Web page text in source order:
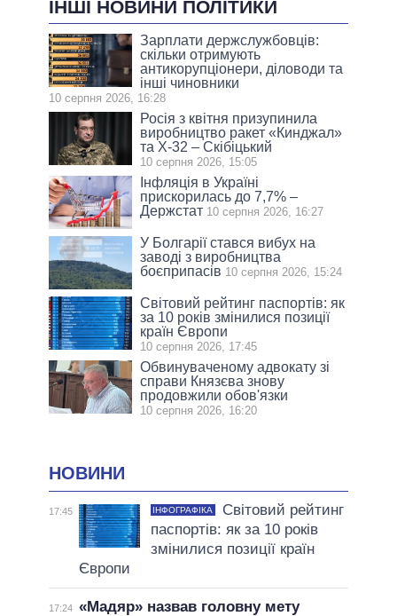
ІНШІ НОВИНИ ПОЛІТИКИ
Зарплати держслужбовців:
скільки отримують
антикорупціонери, діловоди та
інші чиновники
10 серпня 2026, 16:28
Росія з квітня призупинила
виробництво ракет «Кинджал»
та Х-32 – Скібіцький
10 серпня 2026, 15:05
Інфляція в Україні
прискорилась до 7,7% –
Держстат 10 серпня 2026, 16:27
У Болгарії стався вибух на
заводі з виробництва
боєприпасів 10 серпня 2026, 15:24
Світовий рейтинг паспортів: як
за 10 років змінилися позиції
країн Європи
10 серпня 2026, 17:45
Обвинуваченому адвокату зі
справи Князєва знову
продовжили обов'язки
10 серпня 2026, 16:20
НОВИНИ
17:45 ІНФОГРАФІКА
Світовий рейтинг
паспортів: як за 10 років
змінилися позиції країн
Європи
17:24 «Мадяр» назвав головну мету